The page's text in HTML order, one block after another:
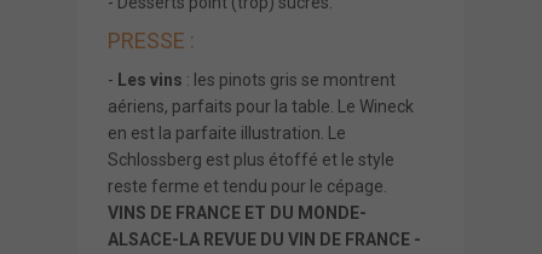
PRESSE :
- Les vins : les pinots gris se montrent
aériens, parfaits pour la table. Le Wineck
en est la parfaite illustration. Le
Schlossberg est plus étoffé et le style
reste ferme et tendu pour le cépage.
VINS DE FRANCE ET DU MONDE-
ALSACE-LA REVUE DU VIN DE FRANCE -